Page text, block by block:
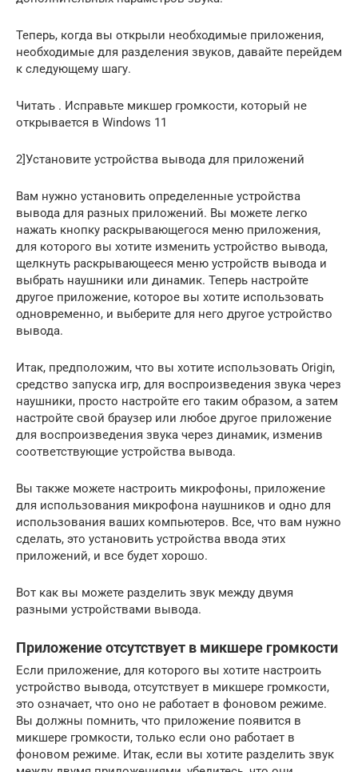
Теперь, когда вы открыли необходимые приложения,
необходимые для разделения звуков, давайте перейдем
к следующему шагу.
Читать . Исправьте микшер громкости, который не
открывается в Windows 11
2]Установите устройства вывода для приложений
Вам нужно установить определенные устройства
вывода для разных приложений. Вы можете легко
нажать кнопку раскрывающегося меню приложения,
для которого вы хотите изменить устройство вывода,
щелкнуть раскрывающееся меню устройств вывода и
выбрать наушники или динамик. Теперь настройте
другое приложение, которое вы хотите использовать
одновременно, и выберите для него другое устройство
вывода.
Итак, предположим, что вы хотите использовать Origin,
средство запуска игр, для воспроизведения звука через
наушники, просто настройте его таким образом, а затем
настройте свой браузер или любое другое приложение
для воспроизведения звука через динамик, изменив
соответствующие устройства вывода.
Вы также можете настроить микрофоны, приложение
для использования микрофона наушников и одно для
использования ваших компьютеров. Все, что вам нужно
сделать, это установить устройства ввода этих
приложений, и все будет хорошо.
Вот как вы можете разделить звук между двумя
разными устройствами вывода.
Приложение отсутствует в микшере громкости
Если приложение, для которого вы хотите настроить
устройство вывода, отсутствует в микшере громкости,
это означает, что оно не работает в фоновом режиме.
Вы должны помнить, что приложение появится в
микшере громкости, только если оно работает в
фоновом режиме. Итак, если вы хотите разделить звук